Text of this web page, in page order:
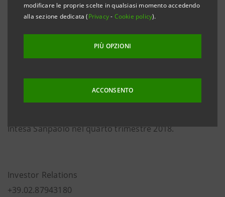
modificare le proprie scelte in qualsiasi momento accedendo
alla sezione dedicata (Privacy- Cookie policy).
PIÙ OPZIONI
ACCONSENTO
costituzione di una piattaforma diservicingdetenuta
al 51% da Intrum e al 49% da Intesa Sanpaolo e la
Intesa Sanpaolo nel quarto trimestre 2018.
Investor Relations
+39.02.87943180